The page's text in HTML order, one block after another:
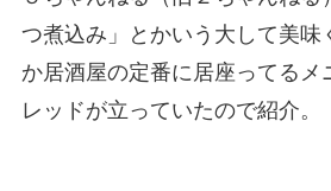
つ煮込み」とかいう大して美味
か居酒屋の定番に居座ってるメ
レッドが立っていたので紹介。